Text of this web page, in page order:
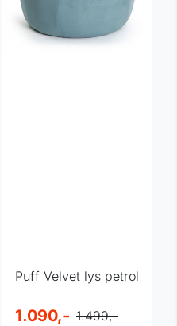
Puff Velvet lys petrol
1.090,- 1.499,-